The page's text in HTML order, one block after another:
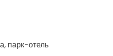
парк-отель